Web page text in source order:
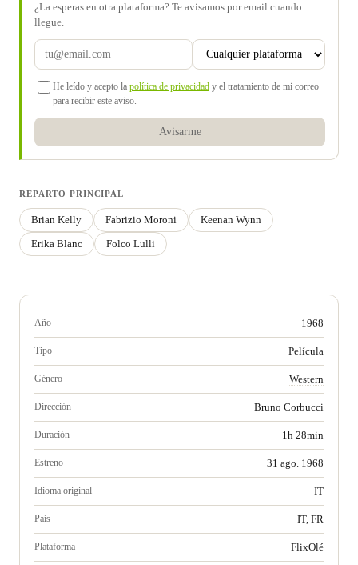
¿La esperas en otra plataforma? Te avisamos por email cuando
llegue.
He leído y acepto la política de privacidad y el tratamiento de mi correo
para recibir este aviso.
Avisarme
REPARTO PRINCIPAL
Brian Kelly Fabrizio Moroni
Keenan Wynn
Erika Blanc
Folco Lulli
Año 1968
Tipo Película
Género Western
Dirección Bruno Corbucci
Duración 1h 28min
Estreno 31 ago. 1968
Idioma original IT
País IT, FR
Plataforma FlixOlé